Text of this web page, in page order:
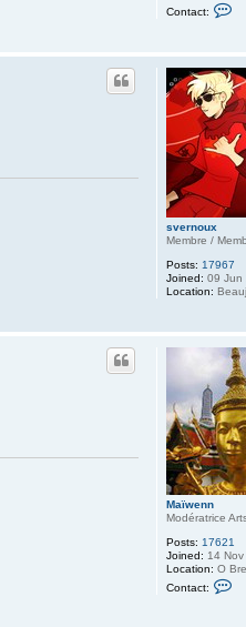
Contact:
a
c
t
M
a
ï
w
e
n
n
svernoux
Membre /
Posts: 17967
Joined: 09 Jun
Location:
Maïwenn
Modératrice
Posts: 17621
Joined: 14
Location: O
Contact: